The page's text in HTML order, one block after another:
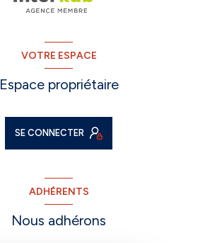
VOTRE ESPACE
Espace propriétaire
SE CONNECTER
ADHÉRENTS
Nous adhérons